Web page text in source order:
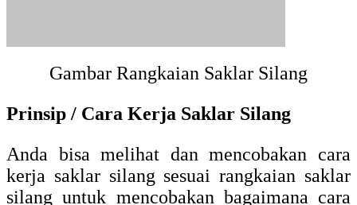
atas dapat anda lihat melalui tabel
kebenaran saklar silang di bawah ini. Dari
bagaimana prinsip kerja saklar silang.
Angka pada tabel kebenaran ini dapat anda
lihat pada gambar rangkaian saklar silang di
atas berdasarkan nomor terminal inputnya